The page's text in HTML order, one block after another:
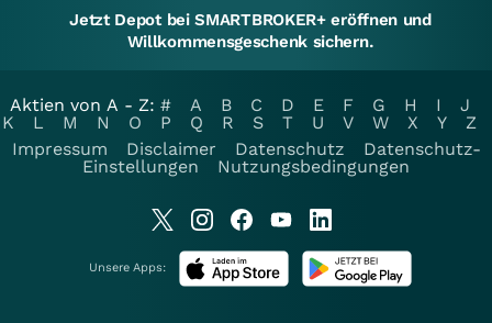
Jetzt Depot bei SMARTBROKER+ eröffnen und
Willkommensgeschenk sichern.
Aktien von A - Z: # A B C D E F G H I
J
K
L M N O P Q R S T U V W X Y
Z
Impressum
Disclaimer Datenschutz
Datenschutz-
Einstellungen
Nutzungsbedingungen
Unsere Apps: